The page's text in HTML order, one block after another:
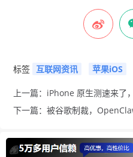
标签 互联网资讯 苹果iOS
上一篇：iPhone 原生测速来了
下一篇：被谷歌制裁，